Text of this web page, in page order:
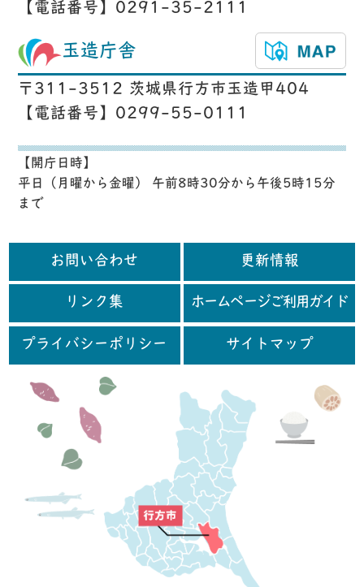
【電話番号】0291-35-2111
玉造庁舎
〒311-3512 茨城県行方市玉造甲404
【電話番号】0299-55-0111
【開庁日時】
平日（月曜から金曜） 午前8時30分から午後5時15分
まで
お問い合わせ 更新情報
リンク集 ホームページご利用ガイド
プライバシーポリシー サイトマップ